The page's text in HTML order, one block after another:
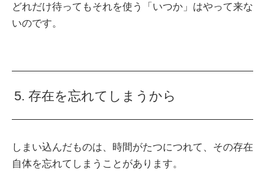
どれだけ待ってもそれを使う「いつか」はやって来な
いのです。
5. 存在を忘れてしまうから
しまい込んだものは、時間がたつにつれて、その存在
自体を忘れてしまうことがあります。